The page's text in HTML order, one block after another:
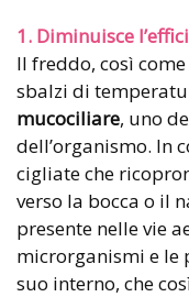
1. Diminuisce
Il freddo, così
sbalzi di
mucociliare, uno
dell’organismo. In
cigliate che
verso la bocca o il
presente nelle vie
microrganismi e le
suo interno, che